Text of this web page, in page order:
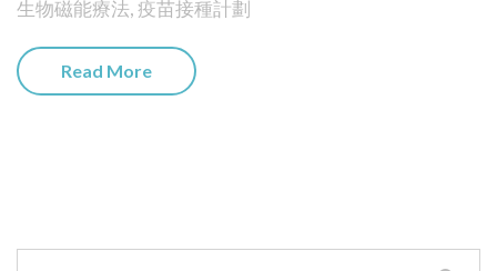
生物磁能療法,疫苗接種計劃
Read More